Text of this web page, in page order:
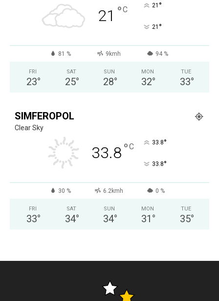
21 °C 21 °
21 °
81 % 9kmh 94 %
FRI
23°
SAT
25°
SUN
28°
MON
32°
TUE
33°
SIMFEROPOL
Clear Sky
33.8°C 33.8°
33.8°
30 % 6.2kmh 0 %
FRI
33°
SAT
34°
SUN
34°
MON
31 °
TUE
35°